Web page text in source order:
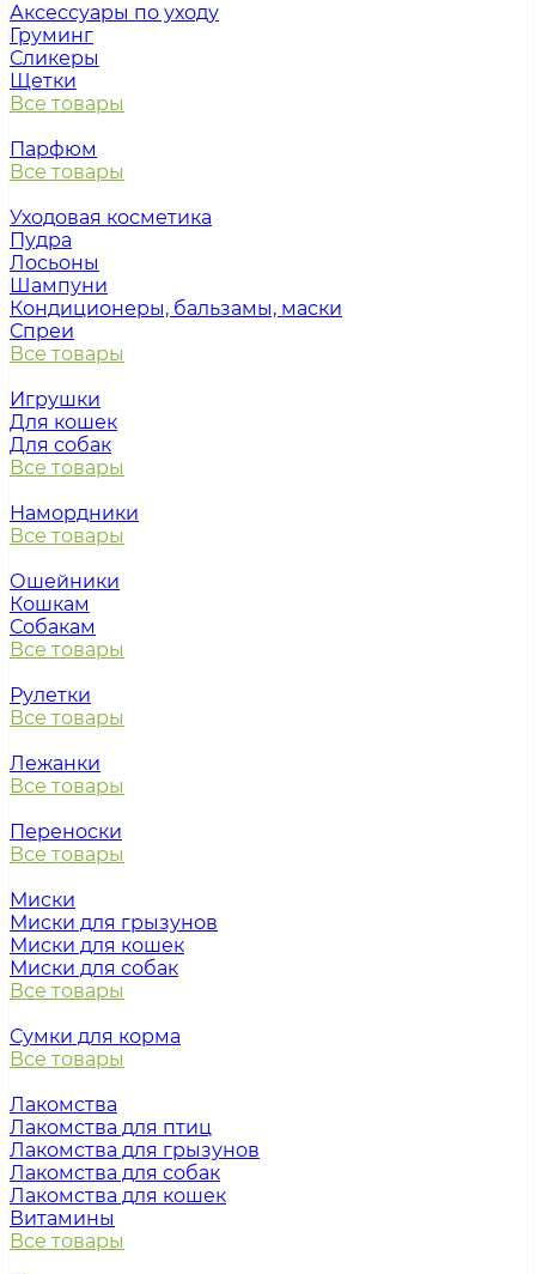
Аксессуары по уходу
Груминг
Сликеры
Щетки
Все товары
Парфюм
Все товары
Уходовая косметика
Пудра
Лосьоны
Шампуни
Кондиционеры, бальзамы, маски
Спреи
Все товары
Игрушки
Для кошек
Для собак
Все товары
Намордники
Все товары
Ошейники
Кошкам
Собакам
Все товары
Рулетки
Все товары
Лежанки
Все товары
Переноски
Все товары
Миски
Миски для грызунов
Миски для кошек
Миски для собак
Все товары
Сумки для корма
Все товары
Лакомства
Лакомства для птиц
Лакомства для грызунов
Лакомства для собак
Лакомства для кошек
Витамины
Все товары